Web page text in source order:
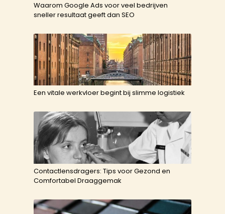
Waarom Google Ads voor veel bedrijven
sneller resultaat geeft dan SEO
Een vitale werkvloer begint bij slimme logistiek
Contactlensdragers: Tips voor Gezond en
Comfortabel Draaggemak